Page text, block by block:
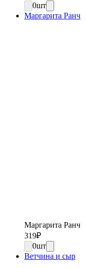
0шт
Маргарита Ранч
Маргарита Ранч
319₽
0шт
Ветчина и сыр